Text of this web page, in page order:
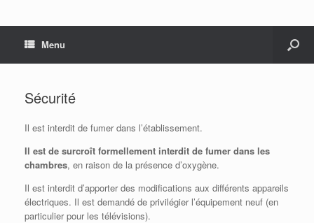
Menu
Sécurité
Il est interdit de fumer dans l’établissement.
Il est de surcroît formellement interdit de fumer dans les
chambres, en raison de la présence d’oxygène.
Il est interdit d’apporter des modifications aux différents appareils
électriques. Il est demandé de privilégier l’équipement neuf (en
particulier pour les télévisions).